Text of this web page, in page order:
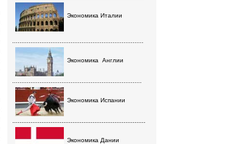
Экономика Италии
Экономика Англии
Экономика Испании
.........................................................................
Экономика Дании